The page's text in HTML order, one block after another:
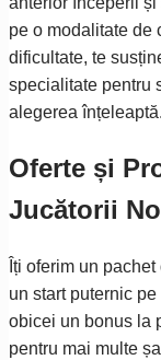
pe o modalitate de
dificultate, te
specialitate pentru
alegerea înțeleaptă.
Oferte și
Jucătorii
Îți oferim un
un start puternic
obicei un bonus la
pentru mai multe